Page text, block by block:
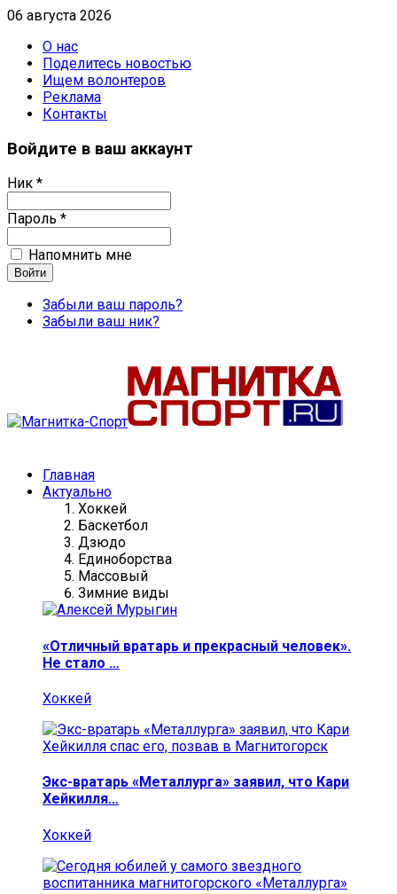
06 августа 2026
О нас
Поделитесь новостью
Ищем волонтеров
Реклама
Контакты
Войдите в ваш аккаунт
Ник *
Пароль *
Напомнить мне
Забыли ваш пароль?
Забыли ваш ник?
Главная
Актуально
Хоккей
Баскетбол
Дзюдо
Единоборства
Массовый
Зимние виды
«Отличный вратарь и прекрасный человек».
Не стало …
Хоккей
Экс-вратарь «Металлурга» заявил, что Кари
Хейкилля…
Хоккей